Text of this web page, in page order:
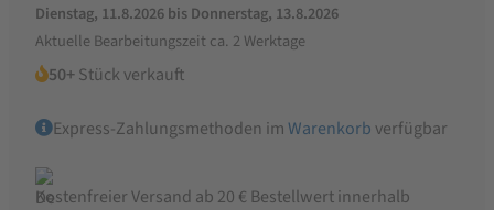
Dienstag, 11.8.2026 bis Donnerstag, 13.8.2026
Aktuelle Bearbeitungszeit ca. 2 Werktage
50+Stück verkauft
Express-Zahlungsmethoden imWarenkorb verfügbar
Kostenfreier Versand ab 20 € Bestellwert innerhalb